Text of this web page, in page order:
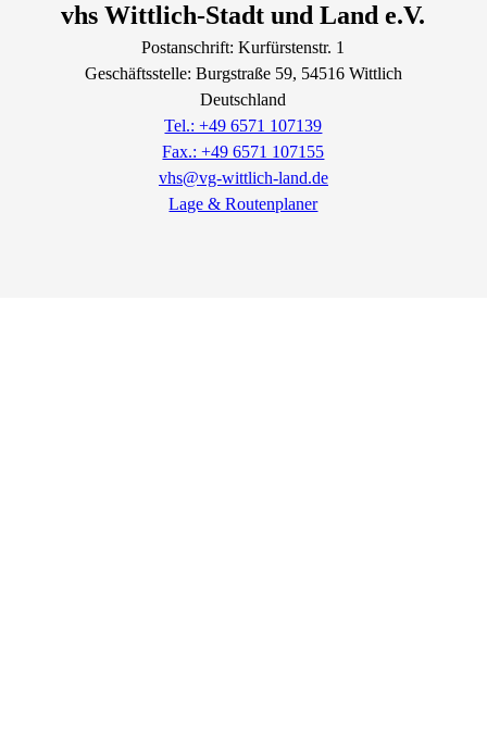
vhs Wittlich-Stadt und Land e.V.
Postanschrift: Kurfürstenstr. 1
Geschäftsstelle: Burgstraße59, 54516 Wittlich
Deutschland
Tel.: +49 6571 107139
Fax.: +49 6571 107155
vhs@vg-wittlich-land.de
Lage & Routenplaner